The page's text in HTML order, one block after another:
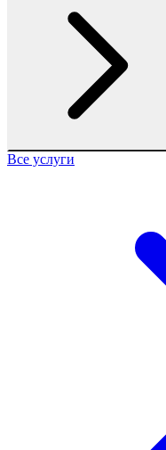
Все услуги